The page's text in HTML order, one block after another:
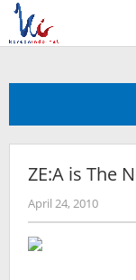
Skip
content
ZE:A is The
April 24, 2010by